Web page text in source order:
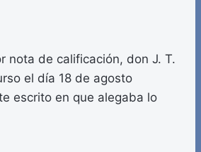
nota de calificación, don J. T.
el día 18 de agosto
escrito en que alegaba lo